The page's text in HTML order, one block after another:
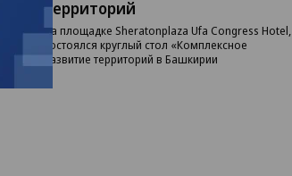
территорий
На площадке Sheratonplaza Ufa Congress Hotel,
состоялся круглый стол «Комплексное
развитие территорий в Башкирии